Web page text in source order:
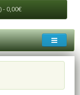
- 0,00€